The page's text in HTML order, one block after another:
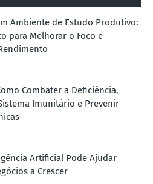
Ambiente de Estudo Produtivo:
para Melhorar o Foco e
Combater a Deficiência,
Imunitário e Prevenir
Artificial Pode Ajudar
a Crescer